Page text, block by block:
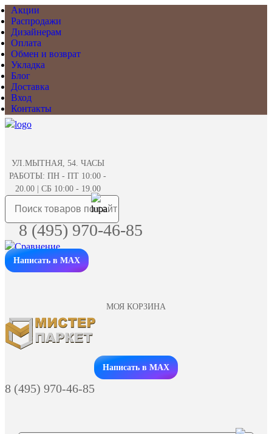
Акции
Распродажи
Дизайнерам
Оплата
Обмен и возврат
Укладка
Блог
Доставка
Вход
Контакты
УЛ.МЫТНАЯ, 54. ЧАСЫ
РАБОТЫ: ПН - ПТ 10:00 -
20.00 | СБ 10:00 - 19.00
8 (495) 970-46-85
Написать в MAX
МОЯ КОРЗИНА
Заказать звонок
Написать в MAX
8 (495) 970-46-85